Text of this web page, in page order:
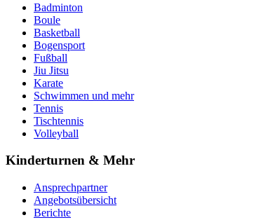
Badminton
Boule
Basketball
Bogensport
Fußball
Jiu Jitsu
Karate
Schwimmen und mehr
Tennis
Tischtennis
Volleyball
Kinderturnen & Mehr
Ansprechpartner
Angebotsübersicht
Berichte